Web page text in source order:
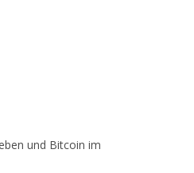
und Bitcoin im